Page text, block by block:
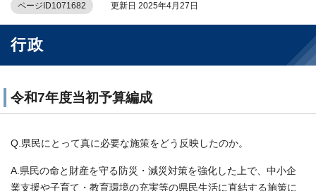
ページID1071682 更新日 2025年4月27日
行政
令和7年度当初予算編成
Q.県民にとって真に必要な施策をどう反映したのか。
A.県民の命と財産を守る防災・減災対策を強化した上で、中小企
業支援や子育て・教育環境の充実等の県民生活に直結する施策に